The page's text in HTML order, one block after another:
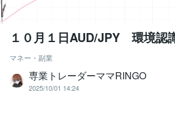
１０月１日AUD/JPY 環境認
マネー・副業
専業トレーダーママRINGO
2025/10/01 14:24